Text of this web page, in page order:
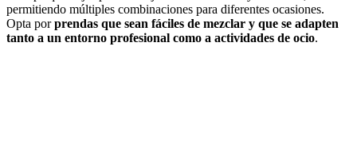
permitiendo múltiples combinaciones para diferentes ocasiones.
Opta porprendas que sean fáciles de mezclar y que se adapten
tanto a un entorno profesional como a actividades de ocio.